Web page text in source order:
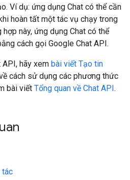
Ví dụ: ứng dụng Chat có thể cần
hoàn tất một tác vụ chạy trong
này, ứng dụng Chat có thể
cách gọi Google Chat API.
hãy xem bài viết Tạo tin
cách sử dụng các phương thức
bài viết Tổng quan về Chat API.
tác